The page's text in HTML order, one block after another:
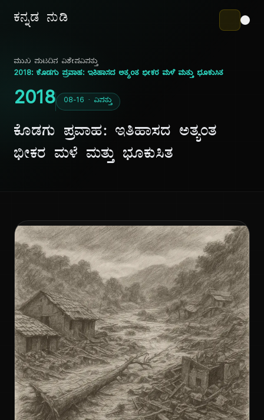
ಕನ್ನಡ ನುಡಿ
ಮುಖ ಪುಟದಿನ ವಿಶೇಷವಿಪತ್ತು
2018: ಕೊಡಗು ಪ್ರವಾಹ: ಇತಿಹಾಸದ ಅತ್ಯಂತ ಭೀಕರ ಮಳೆ ಮತ್ತು ಭೂಕುಸಿತ
2018 08-16 · ವಿಪತ್ತು
ಕೊಡಗು ಪ್ರವಾಹ: ಇತಿಹಾಸದ ಅತ್ಯಂತ
ಭೀಕರ ಮಳೆ ಮತ್ತು ಭೂಕುಸಿತ